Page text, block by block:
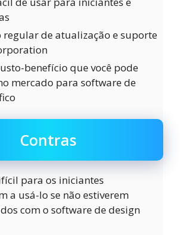
regular de atualização e suporte
benefício que você pode
mercado para software de
Contras
para os iniciantes
a usá-lo se não estiverem
com o software de design